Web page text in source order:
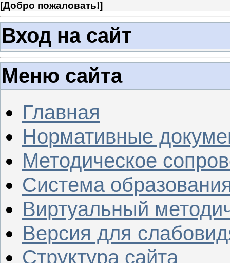
[Добро пожаловать!]
Вход на сайт
Меню сайта
Главная
Нормативные
Методическое
Система
Виртуальный
Версия для
Структура сайта